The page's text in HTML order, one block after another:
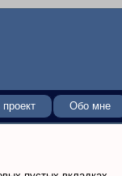
Обо мне